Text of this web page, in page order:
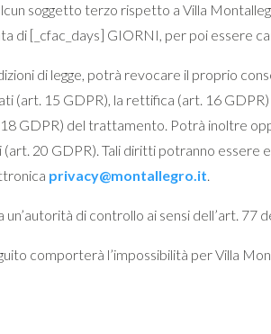
soggetto terzo rispetto a Villa
di [_cfac_days] GIORNI, per poi essere
di legge, potrà revocare il proprio
(art. 15 GDPR), la rettifica (art. 16
18 GDPR) del trattamento. Potrà inoltre
20 GDPR). Tali diritti potranno essere
privacy@montallegro.it.
di controllo ai sensi dell’art. 77
comporterà l’impossibilità per Villa